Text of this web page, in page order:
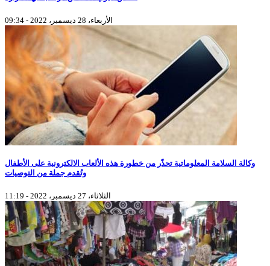
الأربعاء، 28 ديسمبر، 2022 - 09:34
وكالة السلامة المعلوماتية تحذّر من خطورة هذه الألعاب الالكترونية على الأطفال
وتُقدم جملة من التوصيات
الثلاثاء، 27 ديسمبر، 2022 - 11:19